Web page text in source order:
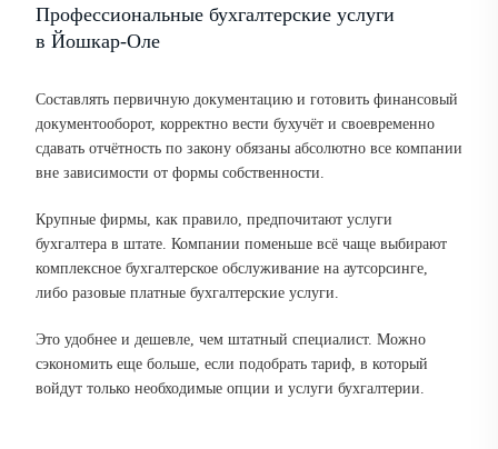
Профессиональные бухгалтерские услуги
в Йошкар-Оле
Составлять первичную документацию и готовить финансовый
документооборот, корректно вести бухучёт и своевременно
сдавать отчётность по закону обязаны абсолютно все компании
вне зависимости от формы собственности.
Крупные фирмы, как правило, предпочитают услуги
бухгалтера в штате. Компании поменьше всё чаще выбирают
комплексное бухгалтерское обслуживание на аутсорсинге,
либо разовые платные бухгалтерские услуги.
Это удобнее и дешевле, чем штатный специалист. Можно
сэкономить еще больше, если подобрать тариф, в который
войдут только необходимые опции и услуги бухгалтерии.